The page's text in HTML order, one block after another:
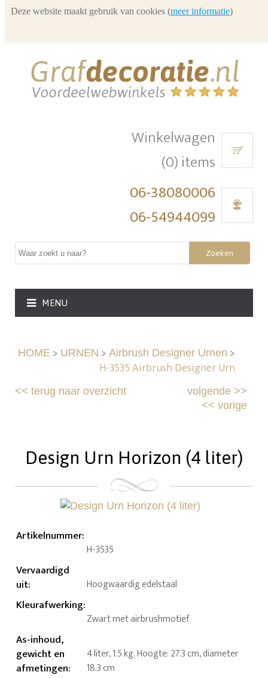
Winkelwagen
(0) items
06-38080006
06-54944099
Zoeken
MENU
HOME> URNEN > Airbrush Designer Urnen >
H-3535 Airbrush Designer Urn
<<terug naar overzicht volgende>>
<< vorige
Design Urn Horizon (4 liter)
Artikelnummer:
H-3535
Vervaardigd
uit: Hoogwaardig edelstaal
Kleurafwerking:
Zwart met airbrushmotief
As-inhoud,
gewicht en
afmetingen:
4 liter, 1.5 kg. Hoogte: 27.3 cm, diameter
18.3 cm
Deze website maakt gebruik van cookies (meer informatie)